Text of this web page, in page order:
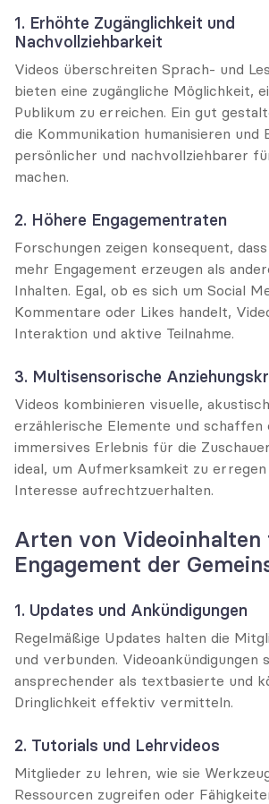
1. Erhöhte Zugänglichkeit und
Nachvollziehbarkeit
Videos überschreiten Sprach- und
bieten eine zugängliche Möglichkeit,
Publikum zu erreichen. Ein gut
die Kommunikation humanisieren und
persönlicher und nachvollziehbarer
machen.
2. Höhere Engagementraten
Forschungen zeigen konsequent,
mehr Engagement erzeugen als
Inhalten. Egal, ob es sich um Social
Kommentare oder Likes handelt,
Interaktion und aktive Teilnahme.
3. Multisensorische
Videos kombinieren visuelle,
erzählerische Elemente und schaffen
immersives Erlebnis für die
ideal, um Aufmerksamkeit zu erregen
Interesse aufrechtzuerhalten.
Arten von Videoinhalten
Engagement der
1. Updates und Ankündigungen
Regelmäßige Updates halten die
und verbunden. Videoankündigungen
ansprechender als textbasierte und
Dringlichkeit effektiv vermitteln.
2. Tutorials und Lehrvideos
Mitglieder zu lehren, wie sie
Ressourcen zugreifen oder